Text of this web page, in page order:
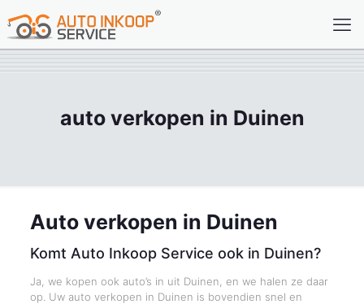
auto verkopen in Duinen
Auto verkopen in Duinen
Komt Auto Inkoop Service ook in Duinen?
Ja, we kopen ook auto’s in uit Duinen, en we halen ze daar
op. Uw auto verkopen in Duinen is bovendien snel en